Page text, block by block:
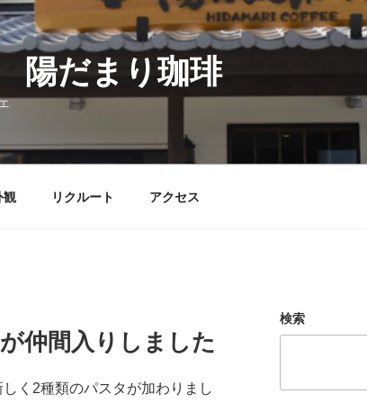
陽だまり珈琲
観 リクルート アクセス
仲間入りしました
く2種類のパスタが加わりまし
検索